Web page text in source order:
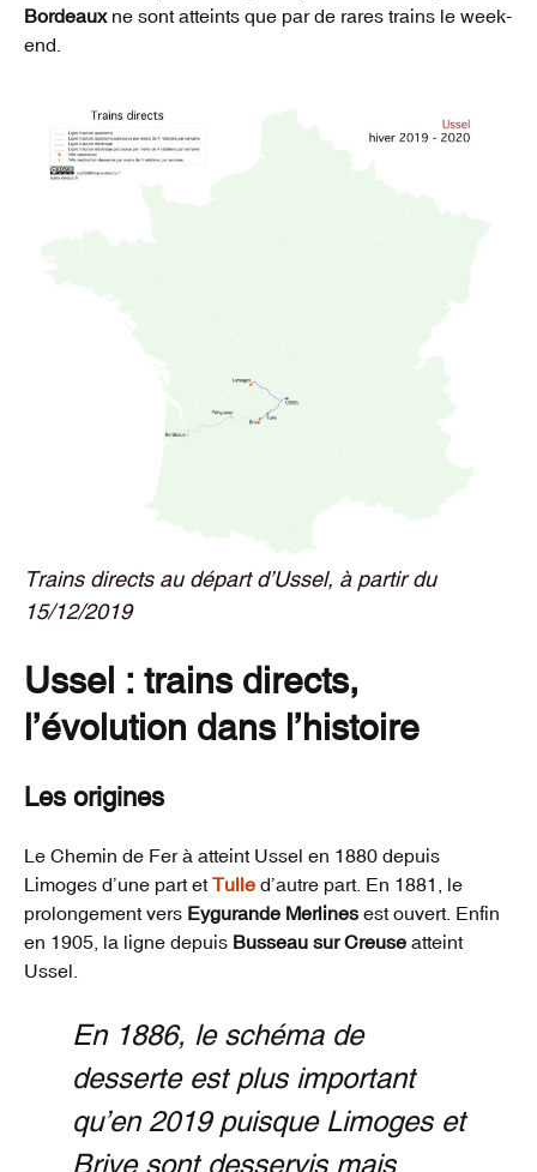
Bordeauxne sont atteints que par de rares trains le week-
end.
Trains directs au départ d’Ussel, à partir du
15/12/2019
Ussel : trains directs,
l’évolution dans l’histoire
Les origines
Le Chemin de Fer à atteint Ussel en 1880 depuis
Limoges d’une part etTulle d’autre part. En 1881, le
prolongement vers Eygurande Merlines est ouvert. Enfin
en 1905, la ligne depuis Busseau sur Creuse atteint
Ussel.
En 1886, le schéma de
desserte est plus important
qu’en 2019 puisque Limoges et
Brive sont desservis mais